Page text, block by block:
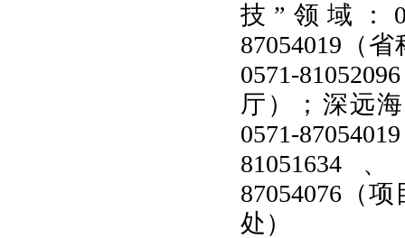
技”领域：
87054019（
0571-
厅）； 深远
0571-
81051634
87054076（
处）